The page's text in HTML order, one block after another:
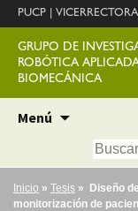
PUCP
GRUPO DE
ROBÓTICA
BIOMECÁNICA
Menú
contenido
Buscar:
Inicio » Tesis » Diseño
monitorización de